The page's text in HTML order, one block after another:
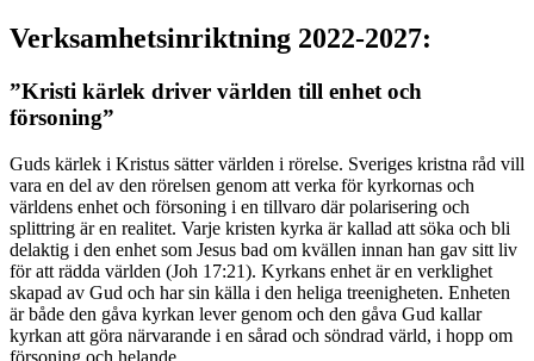
Verksamhetsinriktning 2022-2027:
”Kristi kärlek driver världen till enhet och
försoning”
Guds kärlek i Kristus sätter världen i rörelse. Sveriges kristna råd vill
vara en del av den rörelsen genom att verka för kyrkornas och
världens enhet och försoning i en tillvaro där polarisering och
splittring är en realitet. Varje kristen kyrka är kallad att söka och bli
delaktig i den enhet som Jesus bad om kvällen innan han gav sitt liv
för att rädda världen (Joh 17:21). Kyrkans enhet är en verklighet
skapad av Gud och har sin källa i den heliga treenigheten. Enheten
är både den gåva kyrkan lever genom och den gåva Gud kallar
kyrkan att göra närvarande i en sårad och söndrad värld, i hopp om
försoning och helande.